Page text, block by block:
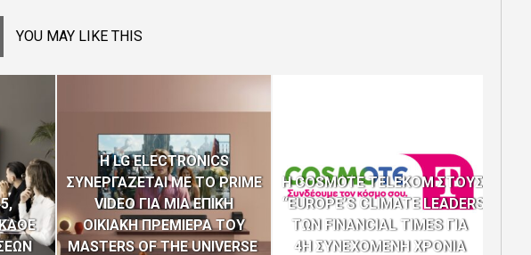
YOU MAY LIKE THIS
H LG ELECTRONICS
ΣΥΝΕΡΓΑΖΕΤΑΙ ΜΕ ΤΟ PRIME
VIDEO ΓΙΑ ΜΙΑ ΕΠΙΚΗ
ΟΙΚΙΑΚΗ ΠΡΕΜΙΕΡΑ ΤΟΥ
MASTERS OF THE UNIVERSE
Η COSMOTE TELEKOM ΣΤΟΥΣ
“EUROPE’S CLIMATE LEADERS”
ΤΩΝ FINANCIAL TIMES ΓΙΑ
4Η ΣΥΝΕΧΟΜΕΝΗ ΧΡΟΝΙΑ